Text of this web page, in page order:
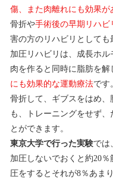
傷、また肉離れにも効果が
骨折や手術後の早期リハビ
害の方のリハビリとしても
加圧リハビリは、成長ホ
肉を作ると同時に脂肪を
にも効果的な運動療法です
骨折して、ギブスをはめ
も、トレーニングをせず、
とができます。
東京大学で行った実験では
加圧しないでおくと約20
圧をするとそれが8％あま